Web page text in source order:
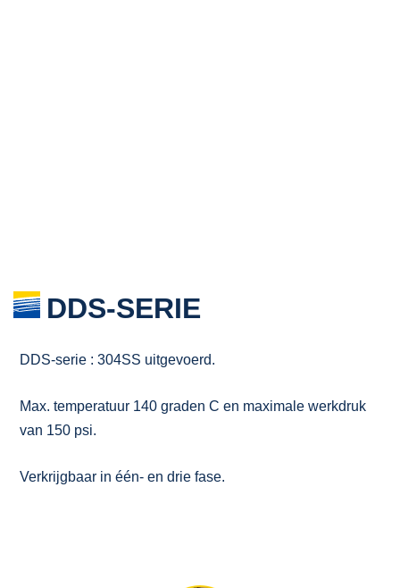
DDS-SERIE
DDS-serie : 304SS uitgevoerd.
Max. temperatuur 140 graden C en maximale werkdruk
van 150 psi.
Verkrijgbaar in één- en drie fase.